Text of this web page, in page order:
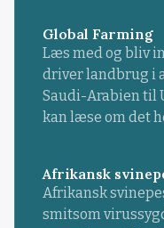
Global Farming
Læs med og bliv
driver landbrug i
Saudi-Arabien til
kan læse om det
Afrikansk
Afrikansk
smitsom